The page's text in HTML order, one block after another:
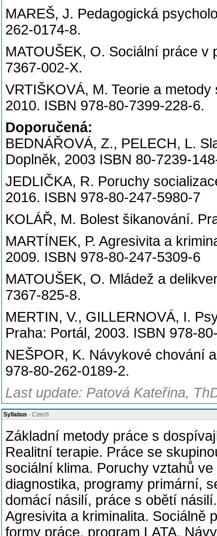
MAREŠ, J. Pedagogická
262-0174-8.
MATOUŠEK, O. Sociální práce v
7367-002-X.
VRTIŠKOVÁ, M. Teorie a
2010. ISBN 978-80-7399-228-6.
Doporučená:
BEDNÁŘOVÁ, Z., PELECH, L.
Doplněk, 2003 ISBN 80-7239-
JEDLIČKA, R. Poruchy
2016. ISBN 978-80-247-5980-7
KOLÁŘ, M. Bolest šikanování.
MARTÍNEK, P. Agresivita a
2009. ISBN 978-80-247-5309-6
MATOUŠEK, O. Mládež a
7367-825-8.
MERTIN, V., GILLERNOVÁ, I.
Praha: Portál, 2003. ISBN 978-
NEŠPOR, K. Návykové chování
978-80-262-0189-2.
Last update: Patová Kateřina,
Syllabus - Czech
Základní metody práce s
Realitní terapie. Práce se
sociální klima. Poruchy vztahů
diagnostika, programy primární,
domácí násilí, práce s obětí
Agresivita a kriminalita. Sociálně
formy práce, program LATA.